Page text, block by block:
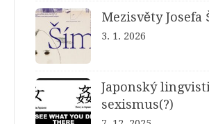
Mezisvěty Josefa
3. 1. 2026
Japonský
sexismus(?)